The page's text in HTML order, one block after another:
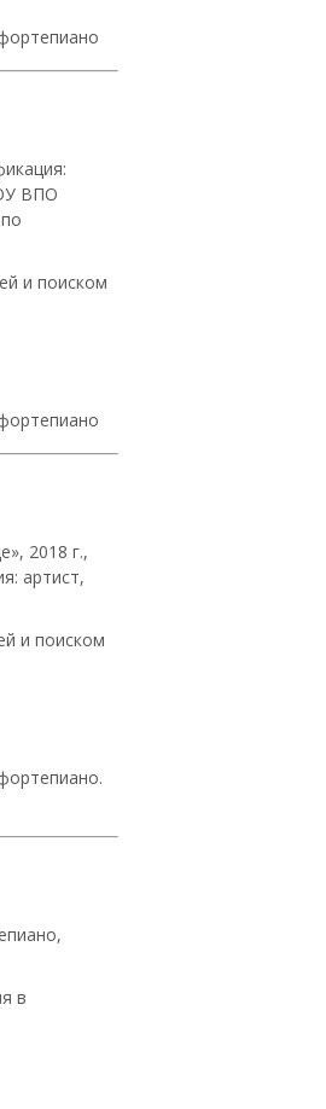
ВПО
и поиском
2018 г.,
артист,
и поиском
в